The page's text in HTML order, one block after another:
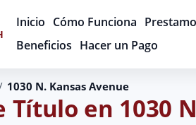
Inicio Cómo Funciona
Beneficios Hacer un Pago
1030 N. Kansas Avenue
Título en 1030